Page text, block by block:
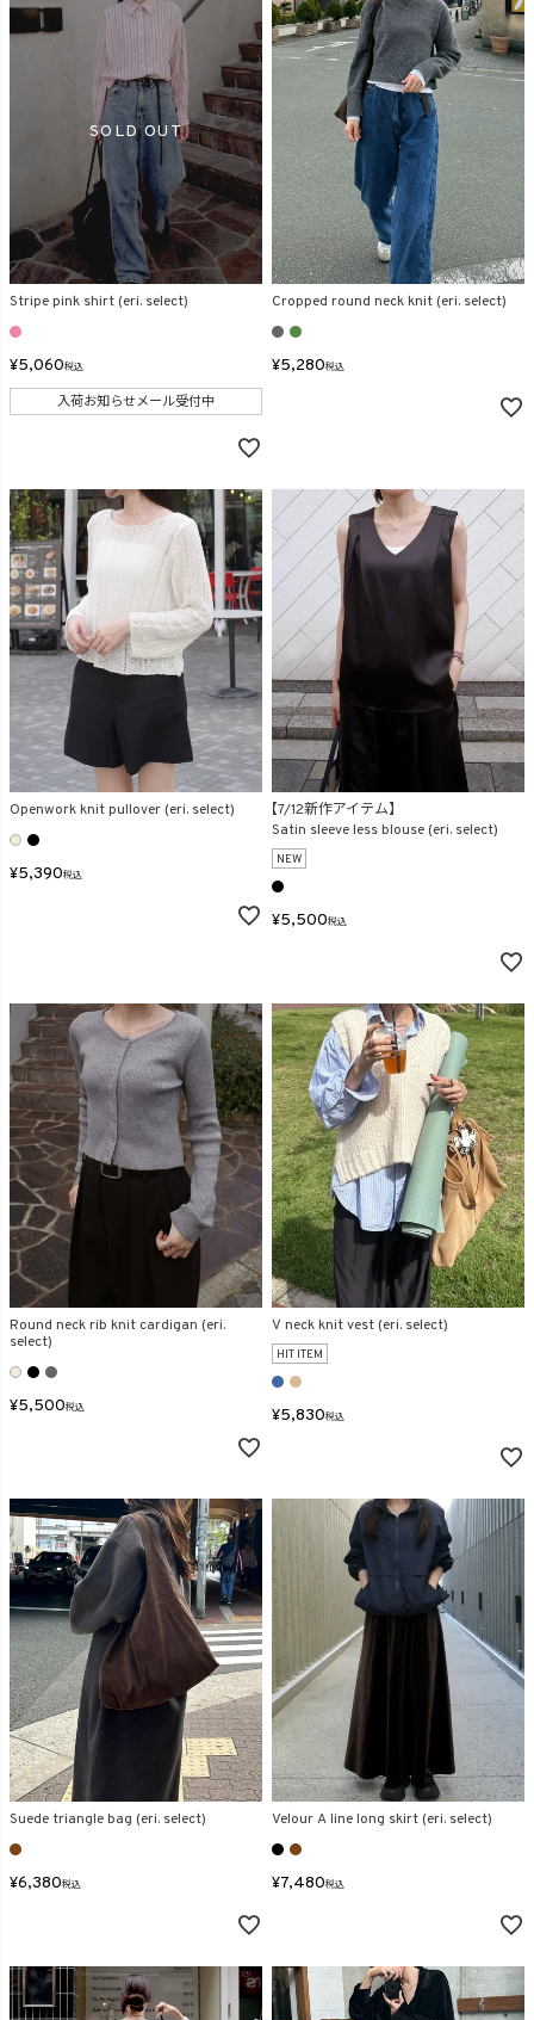
Stripe pink shirt (eri. select)
¥5,060税込
入荷お知らせメール受付中
Cropped round neck knit (eri. select)
¥5,280税込
Openwork knit pullover (eri. select)
¥5,390税込
【7/12新作アイテム】
Satin sleeve less blouse (eri. select)
NEW
¥5,500税込
Round neck rib knit cardigan (eri.
select)
¥5,500税込
V neck knit vest (eri. select)
HIT ITEM
¥5,830税込
Suede triangle bag (eri. select)
¥6,380税込
Velour A line long skirt (eri. select)
¥7,480税込